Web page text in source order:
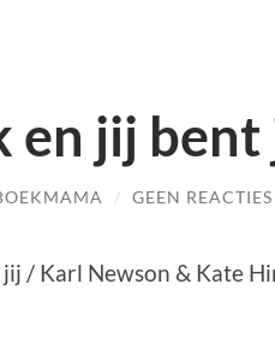
en jij bent
/ GEEN REACTIES
/ Karl Newson & Kate